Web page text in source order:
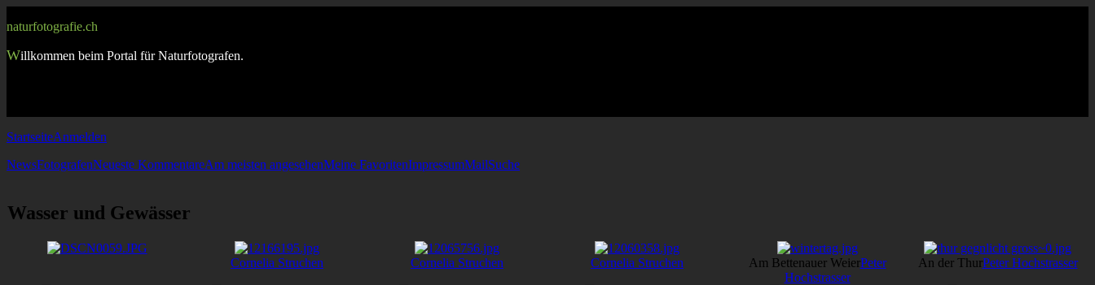
naturfotografie.ch
Willkommen beim Portal für Naturfotografen.
StartseiteAnmelden
NewsFotografenNeueste KommentareAm meisten angesehenMeine FavoritenImpressumMailSuche
Wasser und Gewässer
Cornelia Struchen Cornelia Struchen Cornelia Struchen Am Bettenauer WeierPeter
Hochstrasser
An der ThurPeter Hochstrasser